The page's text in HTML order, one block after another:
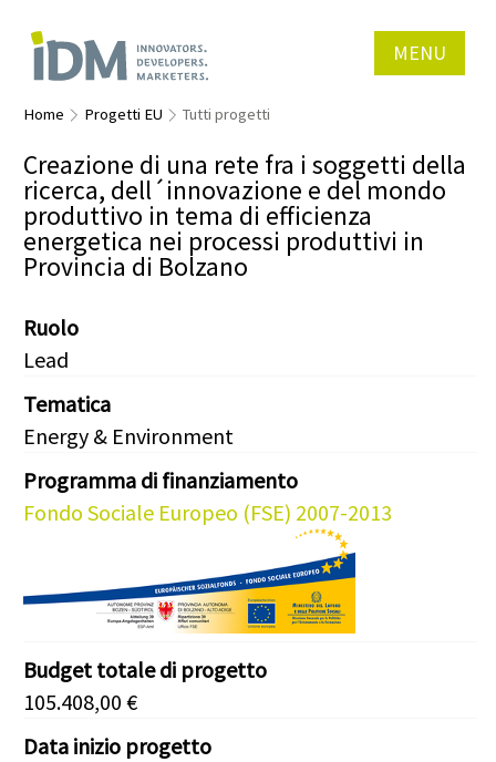
MENU
Home Progetti EU Tutti progetti
Creazione di una rete fra i soggetti della
ricerca, dell´innovazione e del mondo
produttivo in tema di efficienza
energetica nei processi produttivi in
Provincia di Bolzano
Ruolo
Lead
Tematica
Energy & Environment
Programma di finanziamento
Fondo Sociale Europeo (FSE) 2007-2013
Budget totale di progetto
105.408,00 €
Data inizio progetto